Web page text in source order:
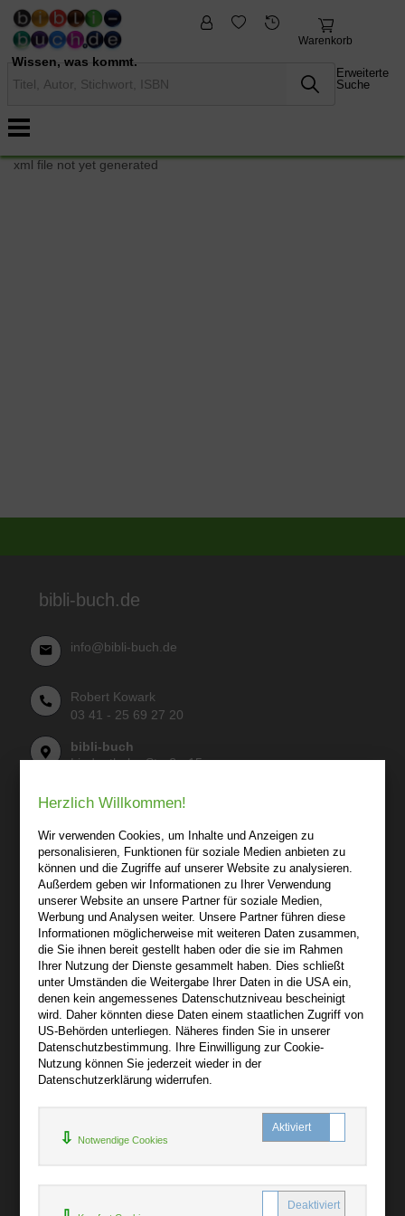
Wissen, was kommt.
Warenkorb
Erweiterte
Suche
fremdsprachige
Bücher
xml file not yet generated
bibli-buch.de
info@bibli-buch.de
Robert Kowark
03 41 - 25 69 27 20
bibli-buch
Lindenthaler Straße 15
Wir sind gerne für Sie persönlich da.
Über bibli-buch.de
+
AGB
Impressum
Widerruf
Datenschutz
Hilfe
+
Herzlich Willkommen!
Wir verwenden Cookies, um Inhalte und Anzeigen zu
personalisieren, Funktionen für soziale Medien anbieten zu
können und die Zugriffe auf unserer Website zu analysieren.
Außerdem geben wir Informationen zu Ihrer Verwendung
unserer Website an unsere Partner für soziale Medien,
Werbung und Analysen weiter. Unsere Partner führen diese
Informationen möglicherweise mit weiteren Daten zusammen,
die Sie ihnen bereit gestellt haben oder die sie im Rahmen
Ihrer Nutzung der Dienste gesammelt haben. Dies schließt
unter Umständen die Weitergabe Ihrer Daten in die USA ein,
denen kein angemessenes Datenschutzniveau bescheinigt
wird. Daher könnten diese Daten einem staatlichen Zugriff von
US-Behörden unterliegen. Näheres finden Sie in unserer
Datenschutzbestimmung. Ihre Einwilligung zur Cookie-
Nutzung können Sie jederzeit wieder in der
Datenschutzerklärung widerrufen.
Notwendige Cookies